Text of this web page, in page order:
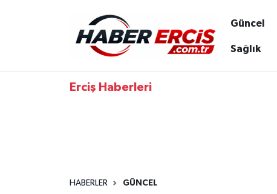
Güncel
Sağlık
Erciş Haberleri
HABERLER GÜNCEL